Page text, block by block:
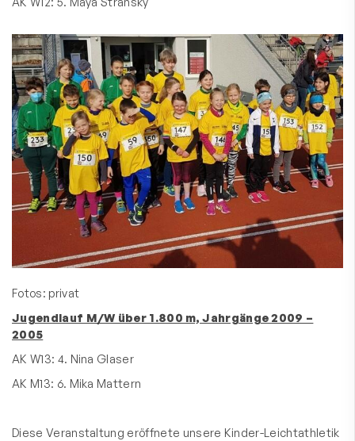
Fotos: privat
Jugendlauf M/W über 1.800 m, Jahrgänge 2009 –
2005
AK W13: 4. Nina Glaser
AK M13: 6. Mika Mattern
Diese Veranstaltung eröffnete unsere Kinder-Leichtathletik